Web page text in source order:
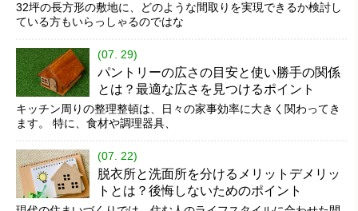
32坪の長方形の敷地に、どのような間取りを実現できるか検討し
ている方もいらっしゃるのではな
(07. 29)
パントリーの広さの目安と使い勝手の関係
とは？最適な広さを見つけるポイント
キッチン周りの整理整頓は、日々の家事効率に大きく関わってき
ます。 特に、食材や調理器具、
(07. 22)
脱衣所と洗面所を分けるメリットデメリッ
トとは？後悔しないためのポイント